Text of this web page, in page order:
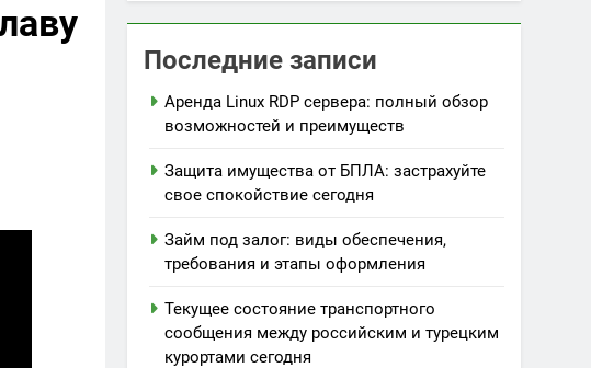
Последние записи
Аренда Linux RDP сервера: полный обзор
возможностей и преимуществ
Защита имущества от БПЛА: застрахуйте
свое спокойствие сегодня
Займ под залог: виды обеспечения,
требования и этапы оформления
Текущее состояние транспортного
сообщения между российским и турецким
курортами сегодня